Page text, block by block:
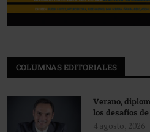
COLUMNAS EDITORIALES
Verano,
los desafíos
4 agosto, 2026